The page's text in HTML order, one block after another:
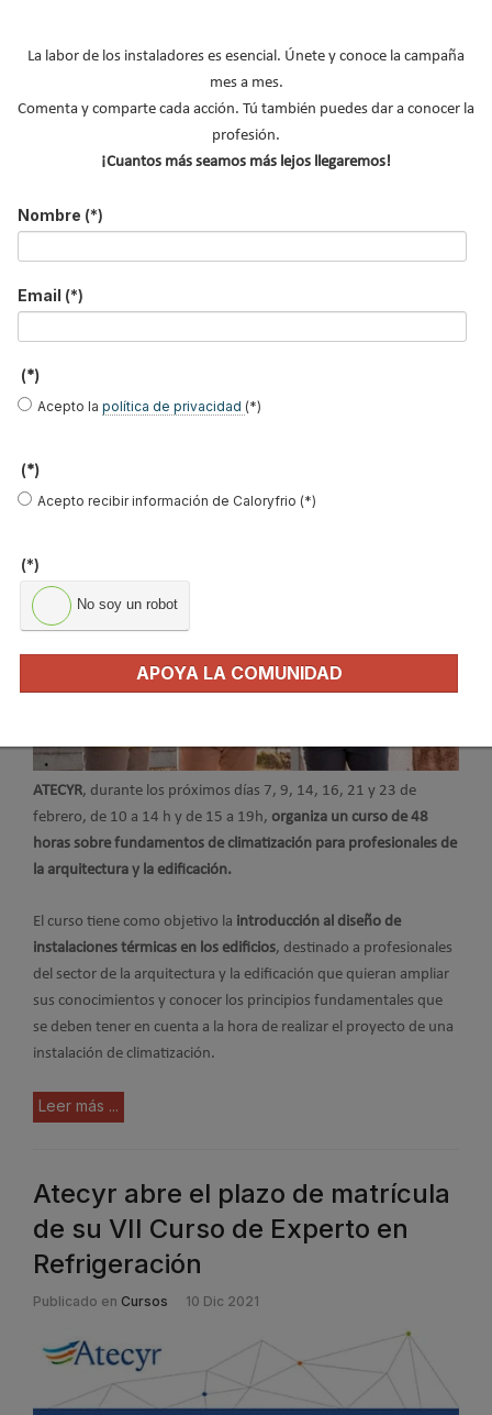
LaAsociación de Fabricantes de Equipos de Climatización – AFEC
Asociación de Empresas de Frío y sus Tecnologías –
serán anfitriones de la reunión anual deEUROVENT
Curso online de ATECYR sobre
fundamentos de climatización
para profesionales de la
Publicado en
ATECYR, durante los próximos días 7, 9, 14, 16, 21 y 23 de
febrero, de 10 a 14 h y de 15 a 19h, organiza un curso de 48
horas sobre fundamentos de climatización para profesionales de
la arquitectura y la edificación.
El curso tiene como objetivo la introducción al diseño de
instalaciones térmicas en los edificios, destinado a profesionales
del sector de la arquitectura y la edificación que quieran ampliar
sus conocimientos y conocer los principios fundamentales que
se deben tener en cuenta a la hora de realizar el proyecto de una
instalación de climatización.
Leer más ...
Atecyr abre el plazo de matrícula
de su VII Curso de Experto en
Refrigeración
Publicado en Cursos 10 Dic 2021
La labor de los instaladores es esencial. Únete y conoce la campaña
mes a mes.
Comenta y comparte cada acción. Tú también puedes dar a conocer la
profesión.
¡Cuantos más seamos más lejos llegaremos!
Nombre (*)
Email (*)
(*)
Acepto la política de privacidad (*)
(*)
Acepto recibir información de Caloryfrio (*)
(*)
No soy un robot
APOYA LA COMUNIDAD